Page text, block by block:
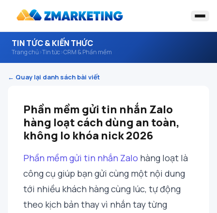
TIN TỨC & KIẾN THỨC
Trang chủ›Tin tức›CRM & Phần mềm
← Quay lại danh sách bài viết
Phần mềm gửi tin nhắn Zalo
hàng loạt cách dùng an toàn,
không lo khóa nick 2026
Phần mềm gửi tin nhắn Zalo hàng loạt là
công cụ giúp bạn gửi cùng một nội dung
tới nhiều khách hàng cùng lúc, tự động
theo kịch bản thay vì nhắn tay từng